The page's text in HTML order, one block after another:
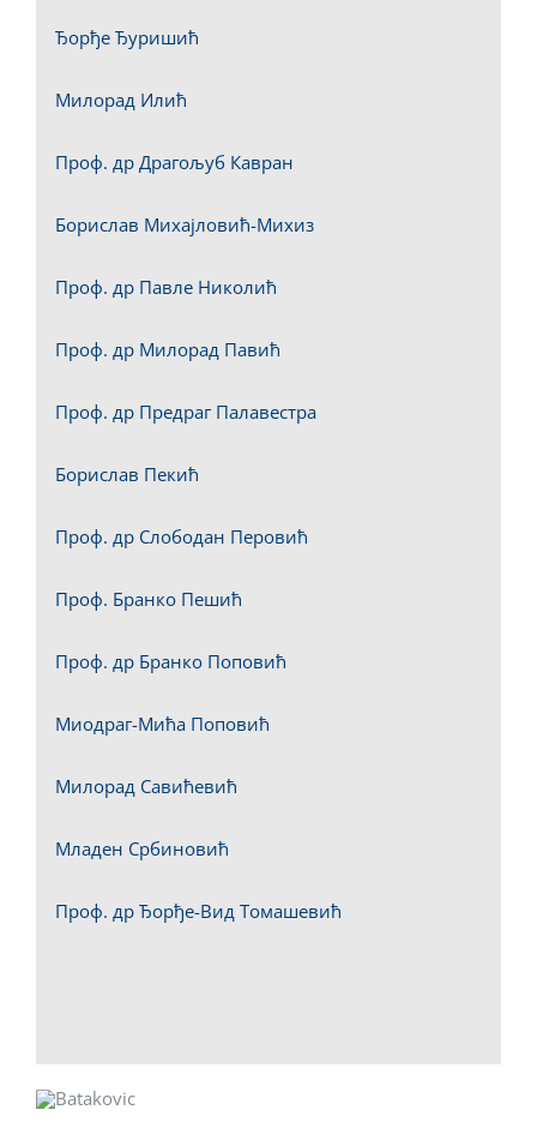
Ђорђе Ђуришић
Милорад Илић
Проф. др Драгољуб Кавран
Борислав Михајловић-Михиз
Проф. др Павле Николић
Проф. др Милорад Павић
Проф. др Предраг Палавестра
Борислав Пекић
Проф. др Слободан Перовић
Проф. Бранко Пешић
Проф. др Бранко Поповић
Миодраг-Мића Поповић
Милорад Савићевић
Младен Србиновић
Проф. др Ђорђе-Вид Томашевић